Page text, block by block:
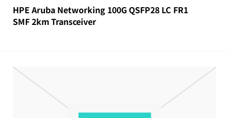
HPE Aruba Networking 100G QSFP28 LC FR1
SMF 2km Transceiver